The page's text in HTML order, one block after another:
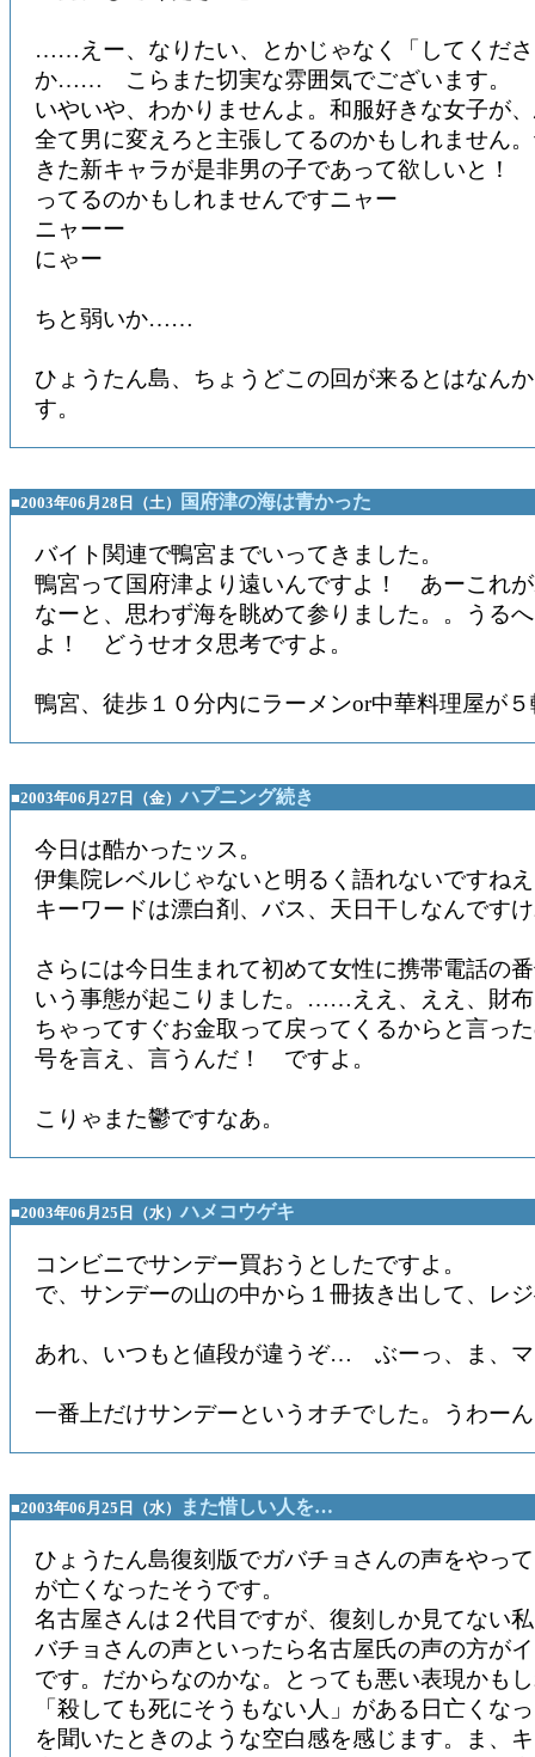
……えー、なりたい、とかじゃなく「してくだ
か…… こらまた切実な雰囲気でございます。
いやいや、わかりませんよ。和服好きな女子が
全て男に変えろと主張してるのかもしれません
きた新キャラが是非男の子であって欲しいと！
ってるのかもしれませんですニャー
ニャーー
にゃー
ちと弱いか……
ひょうたん島、ちょうどこの回が来るとはなん
す。
■2003年06月28日（土） 国府津の海は青かった
バイト関連で鴨宮までいってきました。
鴨宮って国府津より遠いんですよ！ あーこれ
なーと、思わず海を眺めて参りました。。うる
よ！ どうせオタ思考ですよ。
鴨宮、徒歩１０分内にラーメンor中華料理屋
■2003年06月27日（金）ハプニング続き
今日は酷かったッス。
伊集院レベルじゃないと明るく語れないですね
キーワードは漂白剤、バス、天日干しなんです
さらには今日生まれて初めて女性に携帯電話の
いう事態が起こりました。……ええ、ええ、財
ちゃってすぐお金取って戻ってくるからと言っ
号を言え、言うんだ！ ですよ。
こりゃまた鬱ですなあ。
■2003年06月25日（水）ハメコウゲキ
コンビニでサンデー買おうとしたですよ。
で、サンデーの山の中から１冊抜き出して、レ
あれ、いつもと値段が違うぞ… ぶーっ、ま、
一番上だけサンデーというオチでした。うわー
■2003年06月25日（水） また惜しい人を…
ひょうたん島復刻版でガバチョさんの声をやっ
が亡くなったそうです。
名古屋さんは２代目ですが、復刻しか見てない
バチョさんの声といったら名古屋氏の声の方が
です。だからなのかな。とっても悪い表現かも
「殺しても死にそうもない人」がある日亡くな
を聞いたときのような空白感を感じます。ま、